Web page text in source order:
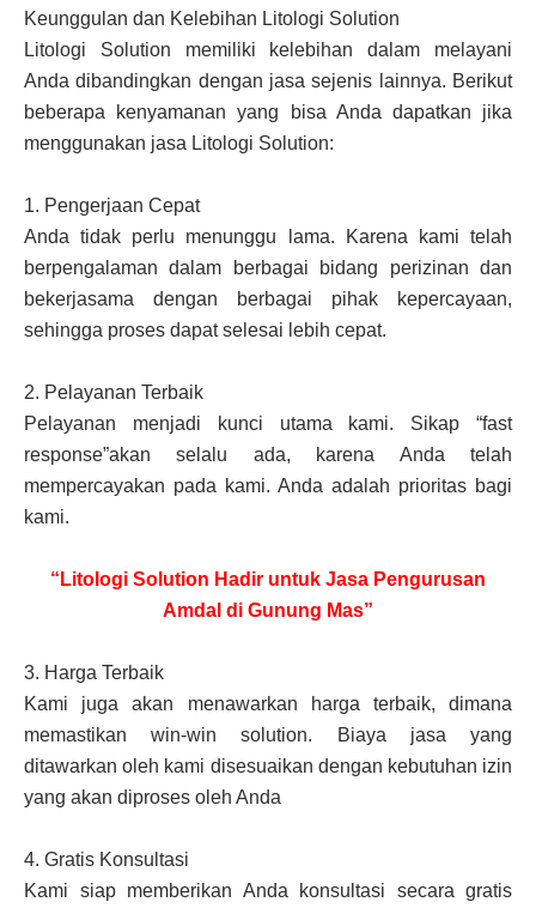
Keunggulan dan Kelebihan Litologi Solution
Litologi Solution memiliki kelebihan dalam melayani
Anda dibandingkan dengan jasa sejenis lainnya. Berikut
beberapa kenyamanan yang bisa Anda dapatkan jika
menggunakan jasa Litologi Solution:
1. Pengerjaan Cepat
Anda tidak perlu menunggu lama. Karena kami telah
berpengalaman dalam berbagai bidang perizinan dan
bekerjasama dengan berbagai pihak kepercayaan,
sehingga proses dapat selesai lebih cepat.
2. Pelayanan Terbaik
Pelayanan menjadi kunci utama kami. Sikap “fast
response”akan selalu ada, karena Anda telah
mempercayakan pada kami. Anda adalah prioritas bagi
kami.
“Litologi Solution Hadir untuk Jasa Pengurusan
Amdal di Gunung Mas”
3. Harga Terbaik
Kami juga akan menawarkan harga terbaik, dimana
memastikan win-win solution. Biaya jasa yang
ditawarkan oleh kami disesuaikan dengan kebutuhan izin
yang akan diproses oleh Anda
4. Gratis Konsultasi
Kami siap memberikan Anda konsultasi secara gratis